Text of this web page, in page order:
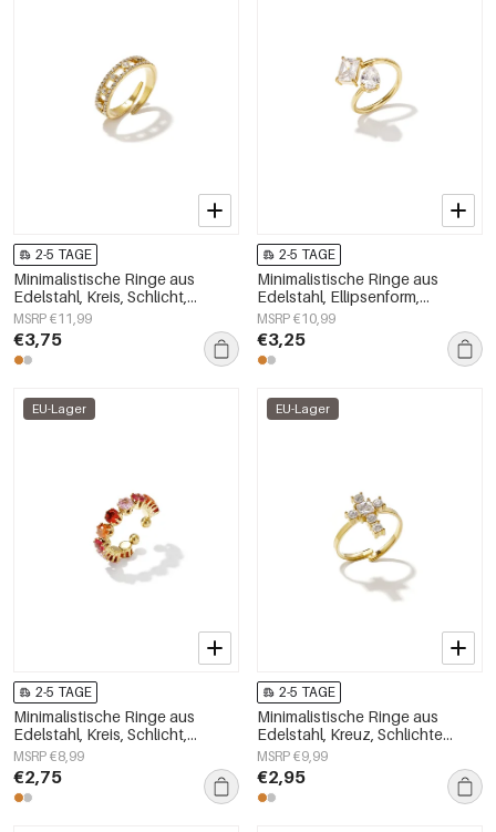
2-5 TAGE
Minimalistische Ringe aus
Edelstahl, Kreis, Schlicht,
Alltagsschmuck,
Damenschmuck
MSRP €11,99
€3,75
2-5 TAGE
Minimalistische Ringe aus
Edelstahl, Ellipsenform,
schlichte Alltags-Serie,
Damenschmuck
MSRP €10,99
€3,25
EU-Lager
2-5 TAGE
Minimalistische Ringe aus
Edelstahl, Kreis, Schlicht,
Alltagsschmuck,
Damenschmuck
MSRP €8,99
€2,75
EU-Lager
2-5 TAGE
Minimalistische Ringe aus
Edelstahl, Kreuz, Schlichte
Alltags-Serie, Damenschmuck
MSRP €9,99
€2,95